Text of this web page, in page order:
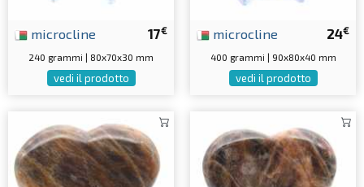
17€
microcline
240 grammi | 80x70x30 mm
vedi il prodotto
24€
microcline
400 grammi | 90x80x40 mm
vedi il prodotto